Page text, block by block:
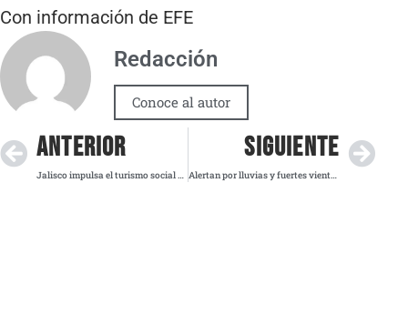
Con información de EFE
Redacción
Conoce al autor
ANTERIOR
Jalisco impulsa el turismo social con 38 nuevos recorridos gratuitos
SIGUIENTE
Alertan por lluvias y fuertes vientos en CDMX; monitorean posible caída de ceniza